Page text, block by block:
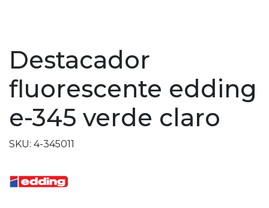
Destacador
fluorescente edding
e-345 verde claro
SKU: 4-345011